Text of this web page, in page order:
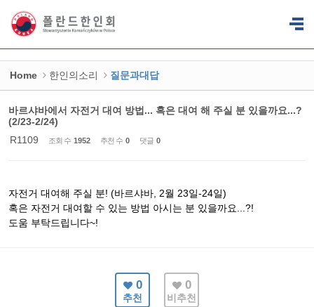
Home 한인의소리 질문과대답
바르샤바에서 자전거 대여 방법... 혹은 대여 해 주실 분 있을까요...?
(2/23-2/24)
R1109
조회 수 1952 추천 수 0 댓글 0
자전거 대여해 주실 분! (바르샤바, 2월 23일-24일)
혹은 자전거 대여할 수 있는 방법 아시는 분 있을까요...?!
도움 부탁드립니다~!
0
추천
0
비추천